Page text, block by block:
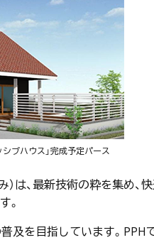
シブハウス」完成予定パース
は、最新技術の粋を集め、
。
及を目指しています。